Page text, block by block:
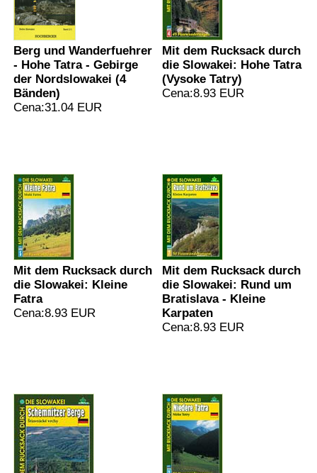
Berg und Wanderfuehrer
- Hohe Tatra - Gebirge
der Nordslowakei (4
Bänden)
Cena:31.04 EUR
Mit dem Rucksack durch
die Slowakei: Hohe Tatra
(Vysoke Tatry)
Cena:8.93 EUR
Mit dem Rucksack durch
die Slowakei: Kleine
Fatra
Cena:8.93 EUR
Mit dem Rucksack durch
die Slowakei: Rund um
Bratislava - Kleine
Karpaten
Cena:8.93 EUR